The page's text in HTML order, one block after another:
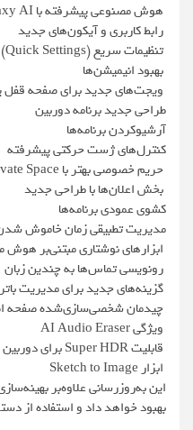
هوش مصنوعی پیشرفته با Galaxy AI
رابط کاربری و آیکون‌های جدید
تنظیمات سریع (Quick Settings) قابل شخصی‌سازی
بهبود انیمیشن‌ها
ویجت‌های جدید برای صفحه قفل
طراحی جدید برنامه دوربین
آرشیوکردن برنامه‌ها
کنترل‌های ژست حرکتی پیشرفته
حریم خصوصی بهتر با Private Space
بخش اعلان‌ها با طراحی جدید
کشوی عمودی برنامه‌ها
مدیریت تطبیقی زمان خاموش‌
ابزارهای نوشتاری مبتنی‌بر
رونویسی تماس‌ها به چندین زبان
گزینه‌های جدید برای مدیریت
چیدمان شخصی‌سازی‌شده صفحه
ویژگی AI Audio Eraser
قابلیت Super HDR برای دوربین
ابزار Sketch to Image
این به‌روزرسانی علاوه‌بر
بهبود خواهد داد و استفاده از